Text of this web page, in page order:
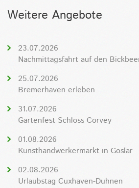
Weitere Angebote
23.07.2026
Nachmittagsfahrt auf den
25.07.2026
Bremerhaven erleben
31.07.2026
Gartenfest Schloss Corvey
01.08.2026
Kunsthandwerkermarkt in Goslar
02.08.2026
Urlaubstag Cuxhaven-Duhnen